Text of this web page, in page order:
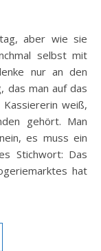
selbst mit
nur an den
das man auf das
weiß,
gehört. Man
es muss ein
Stichwort: Das
hat